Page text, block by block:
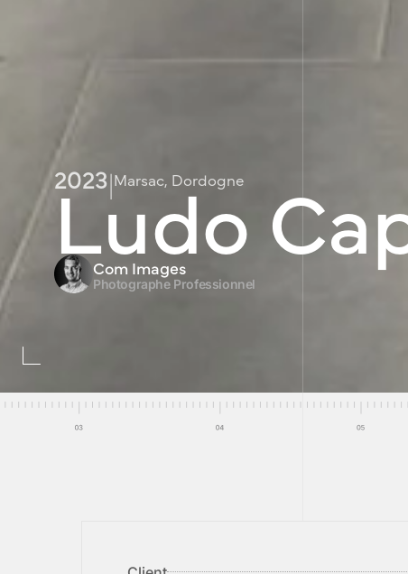
2023|Marsac, Dordogne
Ludo
Com Images
Photographe Professionnel